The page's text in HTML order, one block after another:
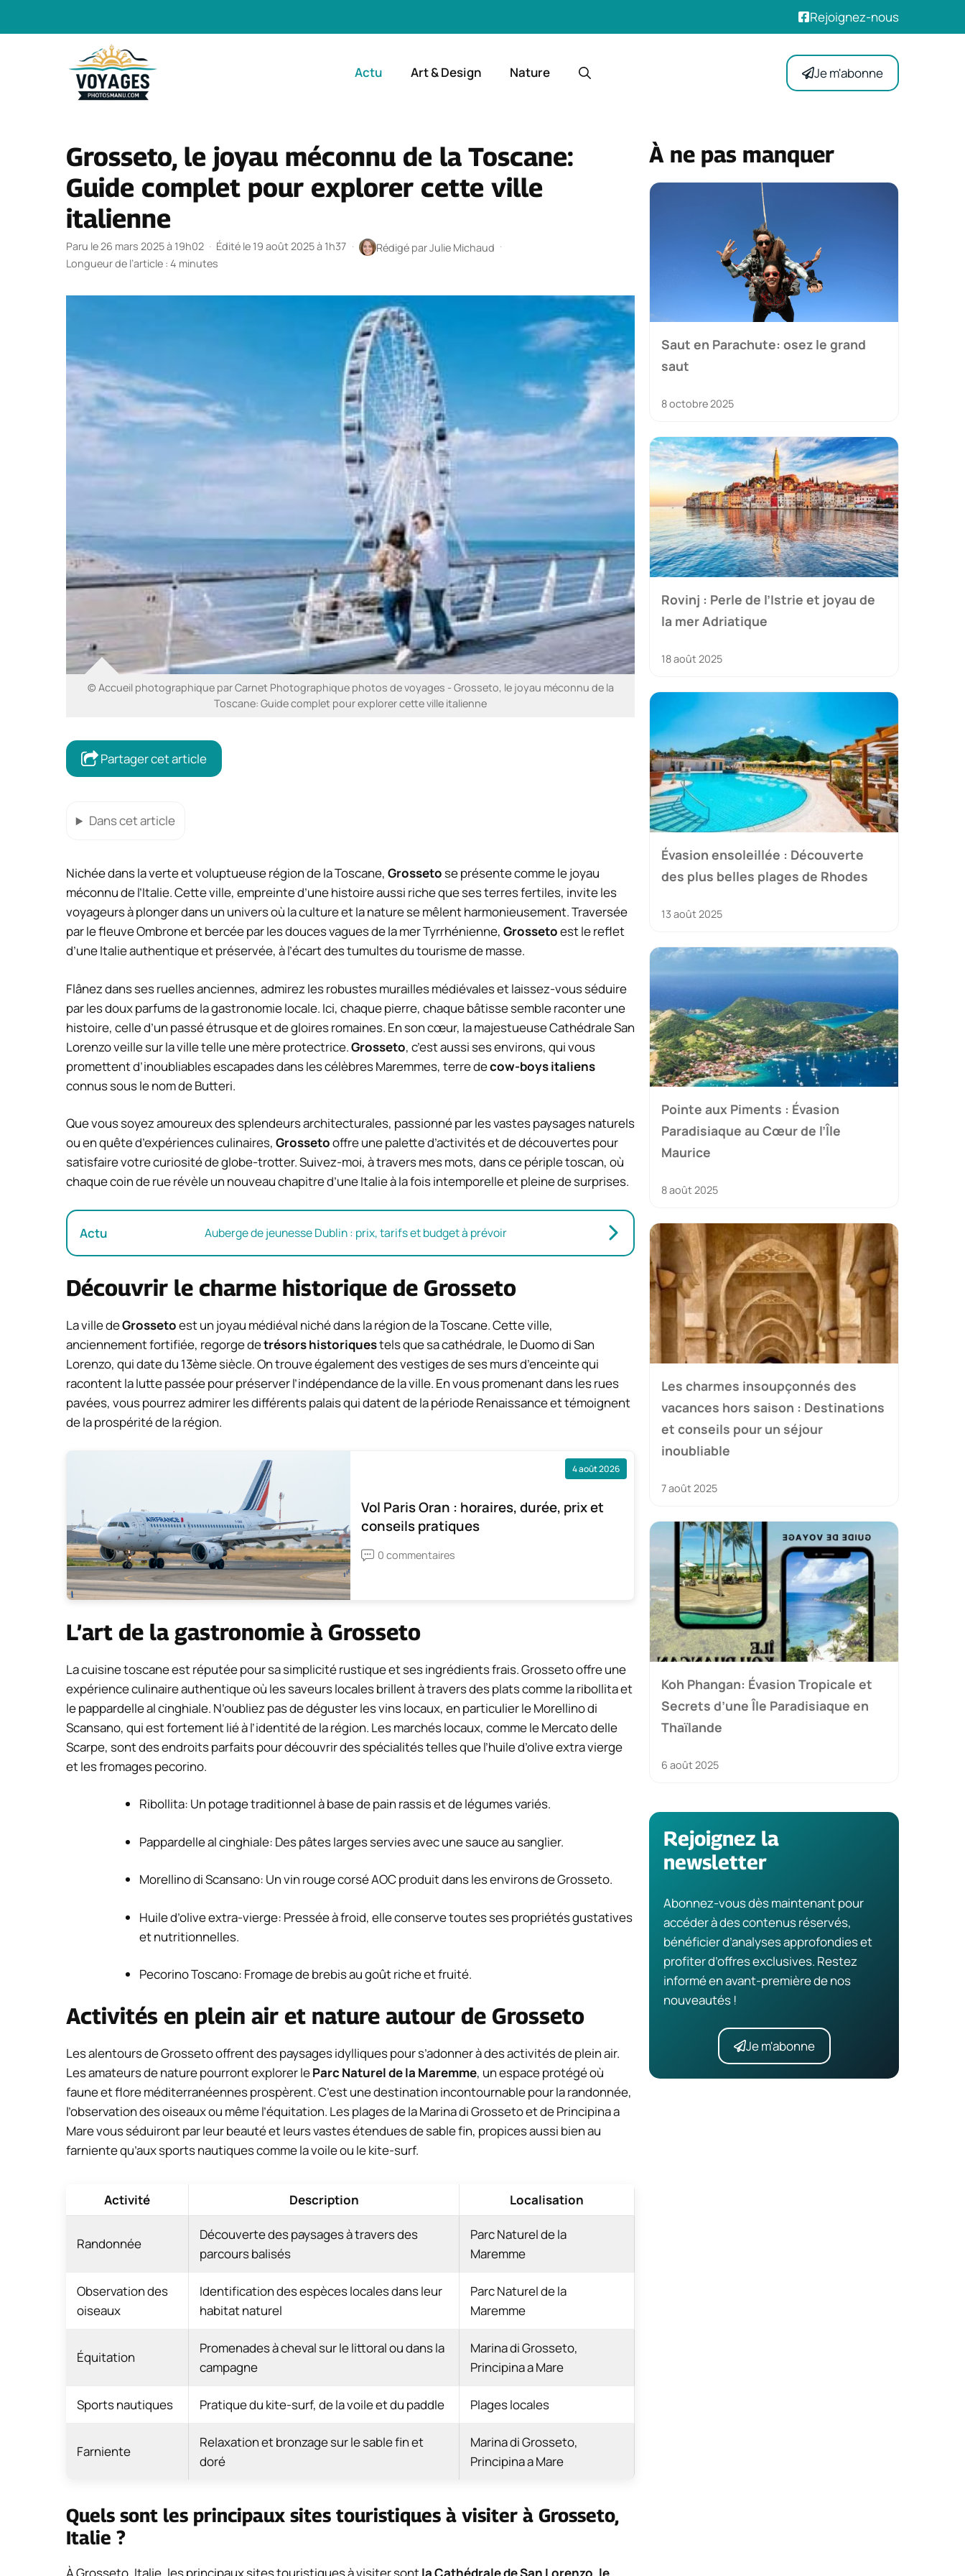
Rejoignez-nous
Actu Art & Design Nature Je m'abonne
Grosseto, le joyau méconnu de la Toscane:
Guide complet pour explorer cette ville
italienne
Paru le 26 mars 2025 à 19h02 · Édité le 19 août 2025 à 1h37 · Rédigé parJulie Michaud ·
Longueur de l’article : 4 minutes
© Accueil photographique par Carnet Photographique photos de voyages - Grosseto, le joyau méconnu de la
Toscane: Guide complet pour explorer cette ville italienne
Partager cet article
Dans cet article
Nichée dans la verte et voluptueuse région de la Toscane, Grossetose présente comme le joyau
méconnu de l’Italie. Cette ville, empreinte d’une histoire aussi riche que ses terres fertiles, invite les
voyageurs à plonger dans un univers où la culture et la nature se mêlent harmonieusement. Traversée
par le fleuve Ombrone et bercée par les douces vagues de la mer Tyrrhénienne, Grossetoest le reflet
d’une Italie authentique et préservée, à l’écart des tumultes du tourisme de masse.
Flânez dans ses ruelles anciennes, admirez les robustes murailles médiévales et laissez-vous séduire
par les doux parfums de la gastronomie locale. Ici, chaque pierre, chaque bâtisse semble raconter une
histoire, celle d’un passé étrusque et de gloires romaines. En son cœur, la majestueuse Cathédrale San
Lorenzo veille sur la ville telle une mère protectrice.Grosseto, c’est aussi ses environs, qui vous
promettent d’inoubliables escapades dans les célèbres Maremmes, terre decow-boys italiens
connus sous le nom de Butteri.
Que vous soyez amoureux des splendeurs architecturales, passionné par les vastes paysages naturels
ou en quête d’expériences culinaires, Grossetooffre une palette d’activités et de découvertes pour
satisfaire votre curiosité de globe-trotter. Suivez-moi, à travers mes mots, dans ce périple toscan, où
chaque coin de rue révèle un nouveau chapitre d’une Italie à la fois intemporelle et pleine de surprises.
Actu Auberge de jeunesse Dublin : prix, tarifs et budget à prévoir
Découvrir le charme historique de Grosseto
La ville deGrossetoest un joyau médiéval niché dans la région de la Toscane. Cette ville,
anciennement fortifiée, regorge detrésors historiquestels que sa cathédrale, le Duomo di San
Lorenzo, qui date du 13ème siècle. On trouve également des vestiges de ses murs d’enceinte qui
racontent la lutte passée pour préserver l’indépendance de la ville. En vous promenant dans les rues
pavées, vous pourrez admirer les différents palais qui datent de la période Renaissance et témoignent
de la prospérité de la région.
4 août 2026
Vol Paris Oran : horaires, durée, prix et
conseils pratiques
0 commentaires
L’art de la gastronomie à Grosseto
La cuisine toscane est réputée pour sa simplicité rustique et ses ingrédients frais. Grosseto offre une
expérience culinaire authentique où les saveurs locales brillent à travers des plats comme la ribollita et
le pappardelle al cinghiale. N’oubliez pas de déguster les vins locaux, en particulier le Morellino di
Scansano, qui est fortement lié à l’identité de la région. Les marchés locaux, comme le Mercato delle
Scarpe, sont des endroits parfaits pour découvrir des spécialités telles que l’huile d’olive extra vierge
et les fromages pecorino.
Ribollita: Un potage traditionnel à base de pain rassis et de légumes variés.
Pappardelle al cinghiale: Des pâtes larges servies avec une sauce au sanglier.
Morellino di Scansano: Un vin rouge corsé AOC produit dans les environs de Grosseto.
Huile d’olive extra-vierge: Pressée à froid, elle conserve toutes ses propriétés gustatives
et nutritionnelles.
Pecorino Toscano: Fromage de brebis au goût riche et fruité.
Activités en plein air et nature autour de Grosseto
Les alentours de Grosseto offrent des paysages idylliques pour s’adonner à des activités de plein air.
Les amateurs de nature pourront explorer leParc Naturel de la Maremme, un espace protégé où
faune et flore méditerranéennes prospèrent. C’est une destination incontournable pour la randonnée,
l’observation des oiseaux ou même l’équitation. Les plages de la Marina di Grosseto et de Principina a
Mare vous séduiront par leur beauté et leurs vastes étendues de sable fin, propices aussi bien au
farniente qu’aux sports nautiques comme la voile ou le kite-surf.
Activité Description Localisation
Randonnée
Découverte des paysages à travers des
parcours balisés
Parc Naturel de la
Maremme
Observation des
oiseaux
Identification des espèces locales dans leur
habitat naturel
Parc Naturel de la
Maremme
Équitation
Promenades à cheval sur le littoral ou dans la
campagne
Marina di Grosseto,
Principina a Mare
Sports nautiques Pratique du kite-surf, de la voile et du paddle Plages locales
Farniente
Relaxation et bronzage sur le sable fin et
doré
Marina di Grosseto,
Principina a Mare
Quels sont les principaux sites touristiques à visiter à Grosseto,
Italie ?
À Grosseto, Italie, les principaux sites touristiques à visiter sontla Cathédrale de San Lorenzo le
À ne pas manquer
Saut en Parachute: osez le grand
saut
8 octobre 2025
Rovinj : Perle de l’Istrie et joyau de
la mer Adriatique
18 août 2025
Évasion ensoleillée : Découverte
des plus belles plages de Rhodes
13 août 2025
Pointe aux Piments : Évasion
Paradisiaque au Cœur de l’Île
Maurice
8 août 2025
Les charmes insoupçonnés des
vacances hors saison : Destinations
et conseils pour un séjour
inoubliable
7 août 2025
Koh Phangan: Évasion Tropicale et
Secrets d’une Île Paradisiaque en
Thaïlande
6 août 2025
Rejoignez la
newsletter
Abonnez-vous dès maintenant pour
accéder à des contenus réservés,
bénéficier d’analyses approfondies et
profiter d’offres exclusives. Restez
informé en avant-première de nos
nouveautés !
Je m'abonne